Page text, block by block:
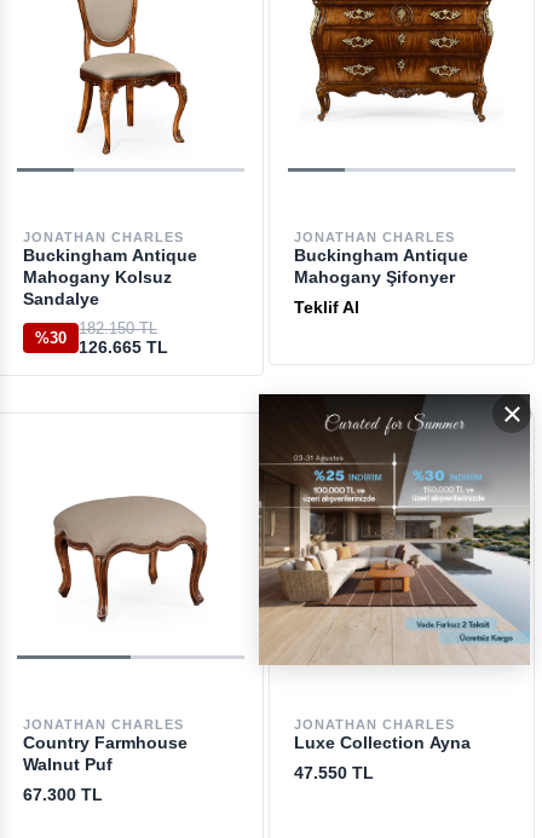
JONATHAN CHARLES
Buckingham Antique
Mahogany Kolsuz
Sandalye
%30
182.150 TL
126.665 TL
JONATHAN CHARLES
Buckingham Antique
Mahogany Şifonyer
Teklif Al
JONATHAN CHARLES
Country Farmhouse
Walnut Puf
67.300 TL
JONATHAN CHARLES
Luxe Collection Ayna
47.550 TL
×